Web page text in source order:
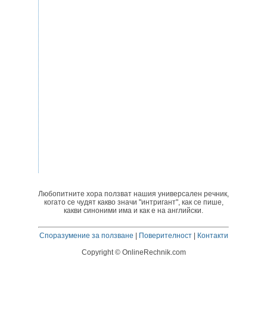
Любопитните хора ползват нашия универсален речник,
когато се чудят какво значи "интригант", как се пише,
какви синоними има и как е на английски.
Споразумение за ползване Поверителност|
Контакти
Copyright © OnlineRechnik.com